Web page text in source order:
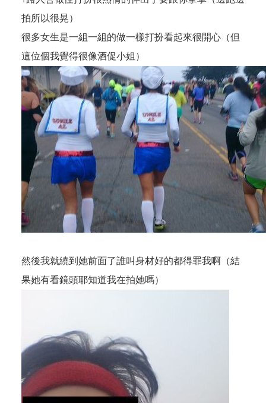
拍所以很晃）
很多女生是一組一組的做一樣打扮看起來很開心（但
這位個我覺得很像酒促小姐）
然後我就繞到她前面了誰叫身材好的都得罪我啊（結
果她有看鏡頭耶知道我在拍她嗎）